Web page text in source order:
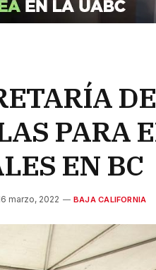
PARA
EN BC
marzo, 2022 BAJA CALIFORNIA